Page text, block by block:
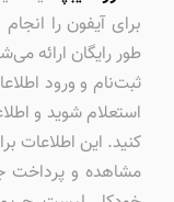
برای آیفون را
طور رایگان ارائه
ثبت‌نام و ورود
استعلام شوید و
کنید. این
مشاهده و پرداخت